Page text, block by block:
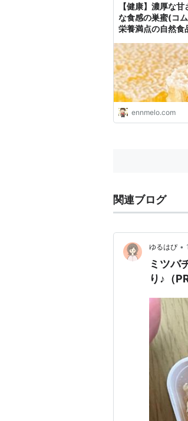
【健康】濃厚な
な食感の巣蜜(コ
栄養満点の自然食
ennmelo.com
関連ブログ
ゆるはぴ •
ミツバ
り♪（PR